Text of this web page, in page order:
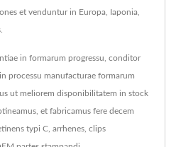
et venduntur in Europa, Iaponia,
in formarum progressu, conditor
processu manufacturae formarum
ut meliorem disponibilitatem in stock
et fabricamus fere decem
typi C, arrhenes, clips